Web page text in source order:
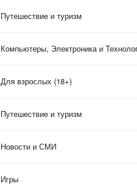
Путешествие и туризм
Компьютеры, Электроника и
Для взрослых (18+)
Путешествие и туризм
Новости и СМИ
Игры